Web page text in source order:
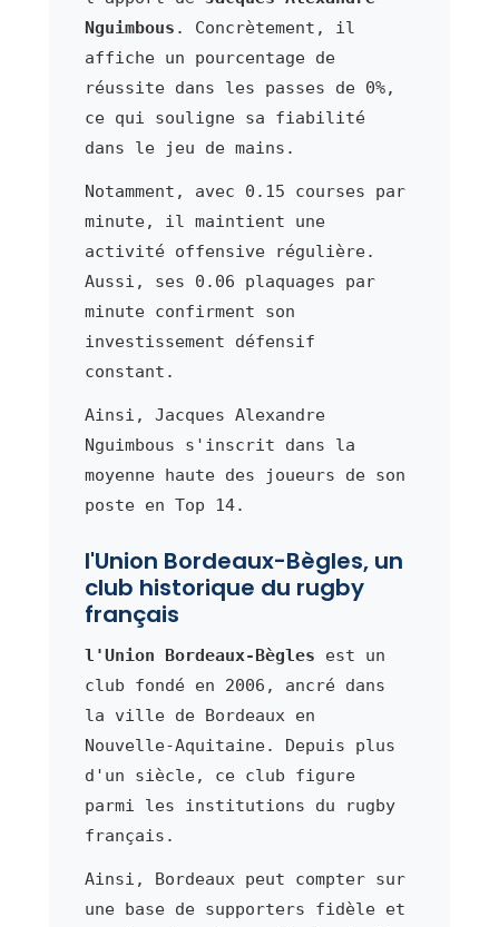
Nguimbous . Concrètement, il
affiche un pourcentage de
réussite dans les passes de 0%,
ce qui souligne sa fiabilité
dans le jeu de mains.
Notamment, avec 0.15 courses par
minute, il maintient une
activité offensive régulière.
Aussi, ses 0.06 plaquages par
minute confirment son
investissement défensif
constant.
Ainsi, Jacques Alexandre
Nguimbous s'inscrit dans la
moyenne haute des joueurs de son
poste en Top 14.
l'Union Bordeaux-Bègles, un
club historique du rugby
français
l'Union Bordeaux-Bègles est un
club fondé en 2006, ancré dans
la ville de Bordeaux en
Nouvelle-Aquitaine. Depuis plus
d'un siècle, ce club figure
parmi les institutions du rugby
français.
Ainsi, Bordeaux peut compter sur
une base de supporters fidèle et